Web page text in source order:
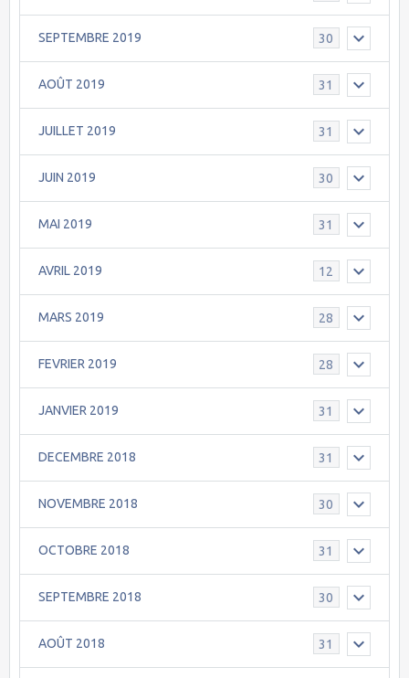
SEPTEMBRE 2019 30
AOÛT 2019 31
JUILLET 2019 31
JUIN 2019 30
MAI 2019 31
AVRIL 2019 12
MARS 2019 28
FEVRIER 2019 28
JANVIER 2019 31
DECEMBRE 2018 31
NOVEMBRE 2018 30
OCTOBRE 2018 31
SEPTEMBRE 2018 30
AOÛT 2018 31